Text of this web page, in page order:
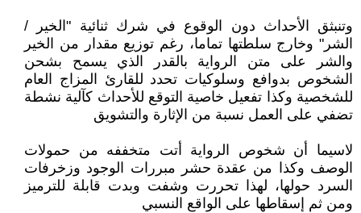
وتنبثق الأحداث دون الوقوع في شرك ثنائية "الخير /
الشر" وخارج سلطتها تماما، رغم توزيع مقدار من الخير
والشر على متن الرواية بالقدر الذي يسمح بشحن
الشخوص بدوافع وسلوكيات تحدد للقارئ المزاج العام
للشخصية وكذا تفعيل خاصية التوقع للأحداث كآلية نشطة
تضفي على العمل نسبة من الإثارة والتشويق
لاسيما أن شخوص الرواية أتت متخففه من حمولات
الوصف وكذا من عقدة حشر مبررات الوجود وزخرفات
السرد حولها، لهذا تحررت وشفت وبدت قابلة للترميز
ومن ثم إسقاطها على الواقع النسبي